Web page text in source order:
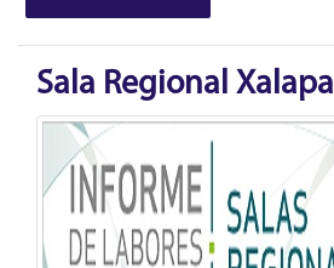
Sala Regional Xalapa